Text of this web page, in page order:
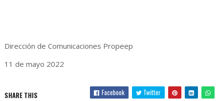
Dirección de Comunicaciones Propeep
11 de mayo 2022
SHARE THIS Facebook Twitter